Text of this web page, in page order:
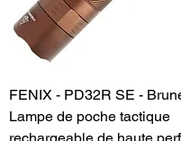
FENIX - PD32R SE -
Lampe de poche tactique
rechargeable de haute perf